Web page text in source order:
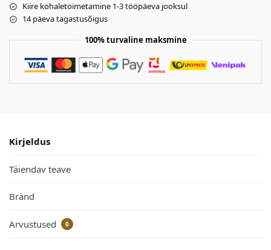
Kiire kohaletoimetamine 1-3 tööpäeva jooksul
14 päeva tagastusõigus
100% turvaline maksmine
Kirjeldus
Täiendav teave
Bränd
Arvustused 0